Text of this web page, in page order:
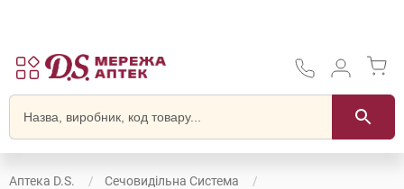
Аптека D.S.
Сечовидільна Система